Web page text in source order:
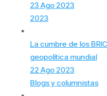
23 Ago 2023
2023
La cumbre de los
geopolítica mundial
22 Ago 2023
Blogs y columnistas